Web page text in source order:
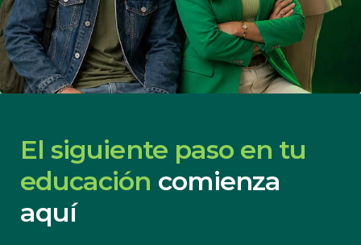
El siguiente paso en tu
educación comienza
aquí